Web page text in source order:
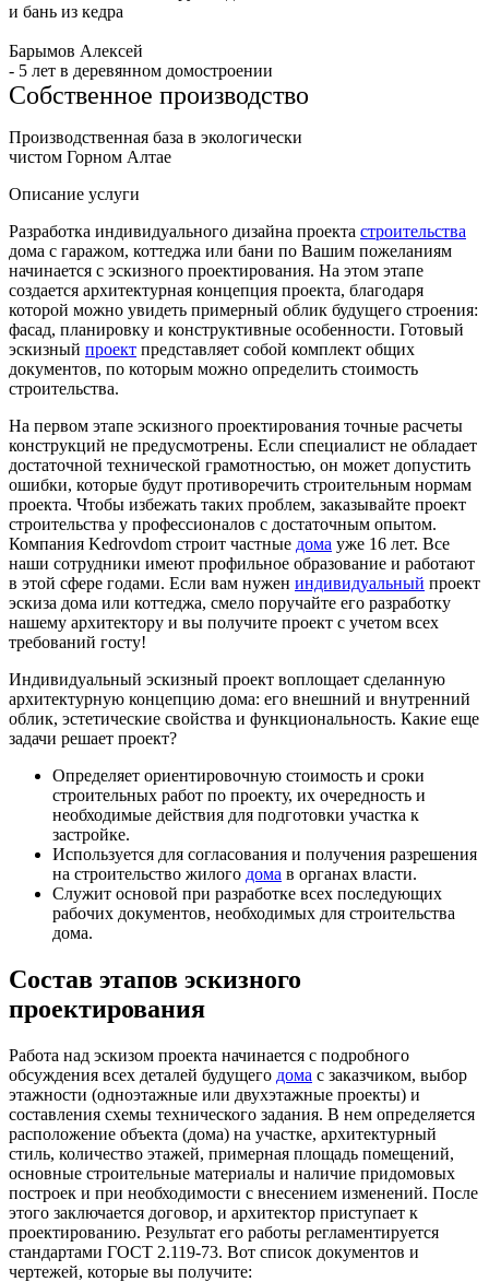
и бань из кедра
Барымов Алексей
- 5 лет в деревянном домостроении
Собственное производcтво
Производственная база в экологически
чистом Горном Алтае
Описание услуги
Разработка индивидуального дизайна проекта строительства
дома с гаражом, коттеджа или бани по Вашим пожеланиям
начинается с эскизного проектирования. На этом этапе
создается архитектурная концепция проекта, благодаря
которой можно увидеть примерный облик будущего строения:
фасад, планировку и конструктивные особенности. Готовый
эскизный проект представляет собой комплект общих
документов, по которым можно определить стоимость
строительства.
На первом этапе эскизного проектирования точные расчеты
конструкций не предусмотрены. Если специалист не обладает
достаточной технической грамотностью, он может допустить
ошибки, которые будут противоречить строительным нормам
проекта. Чтобы избежать таких проблем, заказывайте проект
строительства у профессионалов с достаточным опытом.
Компания Kedrovdom строит частные дома уже 16 лет. Все
наши сотрудники имеют профильное образование и работают
в этой сфере годами. Если вам нужен индивидуальный проект
эскиза дома или коттеджа, смело поручайте его разработку
нашему архитектору и вы получите проект с учетом всех
требований госту!
Индивидуальный эскизный проект воплощает сделанную
архитектурную концепцию дома: его внешний и внутренний
облик, эстетические свойства и функциональность. Какие еще
задачи решает проект?
Определяет ориентировочную стоимость и сроки
строительных работ по проекту, их очередность и
необходимые действия для подготовки участка к
застройке.
Используется для согласования и получения разрешения
на строительство жилого дома в органах власти.
Служит основой при разработке всех последующих
рабочих документов, необходимых для строительства
дома.
Состав этапов эскизного
проектирования
Работа над эскизом проекта начинается с подробного
обсуждения всех деталей будущего дома с заказчиком, выбор
этажности (одноэтажные или двухэтажные проекты) и
составления схемы технического задания. В нем определяется
расположение объекта (дома) на участке, архитектурный
стиль, количество этажей, примерная площадь помещений,
основные строительные материалы и наличие придомовых
построек и при необходимости с внесением изменений. После
этого заключается договор, и архитектор приступает к
проектированию. Результат его работы регламентируется
стандартами ГОСТ 2.119-73. Вот список документов и
чертежей, которые вы получите: